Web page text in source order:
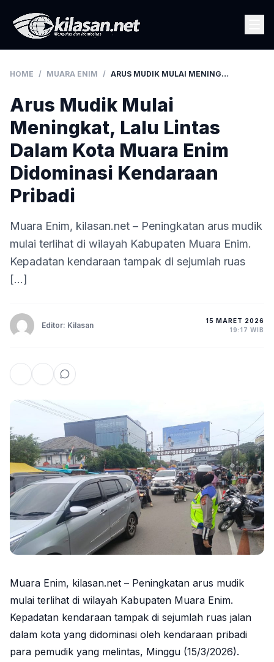
HOME / MUARA ENIM / ARUS MUDIK MULAI MENINGKAT, LALU LINTAS DALAM KOTA MUARA ENIM DIDOMINASI KENDARAAN PRIBADI
Arus Mudik Mulai
Meningkat, Lalu Lintas
Dalam Kota Muara Enim
Didominasi Kendaraan
Pribadi
Muara Enim, kilasan.net – Peningkatan arus mudik
mulai terlihat di wilayah Kabupaten Muara Enim.
Kepadatan kendaraan tampak di sejumlah ruas
[…]
Editor: Kilasan
15 MARET 2026
19:17 WIB
Muara Enim, kilasan.net – Peningkatan arus mudik
mulai terlihat di wilayah Kabupaten Muara Enim.
Kepadatan kendaraan tampak di sejumlah ruas jalan
dalam kota yang didominasi oleh kendaraan pribadi
para pemudik yang melintas, Minggu (15/3/2026).